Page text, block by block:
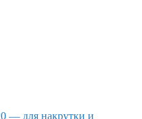
— для накрутки и